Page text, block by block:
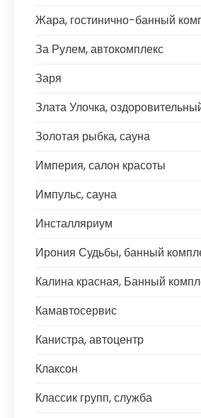
Жара, гостинично-банный
За Рулем, автокомплекс
Заря
Злата Улочка,
Золотая рыбка, сауна
Империя, салон красоты
Импульс, сауна
Инсталляриум
Ирония Судьбы, банный
Калина красная, Банный
Камавтосервис
Канистра, автоцентр
Клаксон
Классик групп, служба